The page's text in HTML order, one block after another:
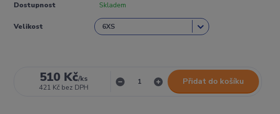
Dostupnost Skladem
Velikost
510 Kč/ks
421 Kč bez DPH
Přidat do košíku